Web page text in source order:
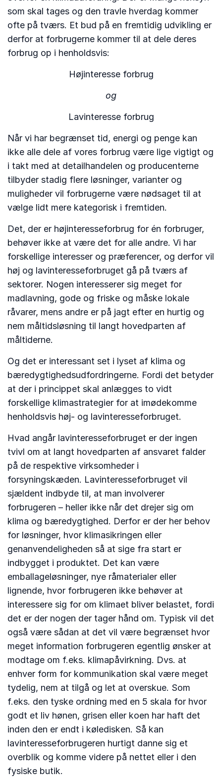
som skal tages og den travle hverdag kommer
ofte på tværs. Et bud på en fremtidig udvikling er
derfor at forbrugerne kommer til at dele deres
forbrug op i henholdsvis:
Højinteresse forbrug
og
Lavinteresse forbrug
Når vi har begrænset tid, energi og penge kan
ikke alle dele af vores forbrug være lige vigtigt og
i takt med at detailhandelen og producenterne
tilbyder stadig flere løsninger, varianter og
muligheder vil forbrugerne være nødsaget til at
vælge lidt mere kategorisk i fremtiden.
Det, der er højinteresseforbrug for én forbruger,
behøver ikke at være det for alle andre. Vi har
forskellige interesser og præferencer, og derfor vil
høj og lavinteresseforbruget gå på tværs af
sektorer. Nogen interesserer sig meget for
madlavning, gode og friske og måske lokale
råvarer, mens andre er på jagt efter en hurtig og
nem måltidsløsning til langt hovedparten af
måltiderne.
Og det er interessant set i lyset af klima og
bæredygtighedsudfordringerne. Fordi det betyder
at der i princippet skal anlægges to vidt
forskellige klimastrategier for at imødekomme
henholdsvis høj- og lavinteresseforbruget.
Hvad angår lavinteresseforbruget er der ingen
tvivl om at langt hovedparten af ansvaret falder
på de respektive virksomheder i
forsyningskæden. Lavinteresseforbruget vil
sjældent indbyde til, at man involverer
forbrugeren – heller ikke når det drejer sig om
klima og bæredygtighed. Derfor er der her behov
for løsninger, hvor klimasikringen eller
genanvendeligheden så at sige fra start er
indbygget i produktet. Det kan være
emballageløsninger, nye råmaterialer eller
lignende, hvor forbrugeren ikke behøver at
interessere sig for om klimaet bliver belastet, fordi
det er der nogen der tager hånd om. Typisk vil det
også være sådan at det vil være begrænset hvor
meget information forbrugeren egentlig ønsker at
modtage om f.eks. klimapåvirkning. Dvs. at
enhver form for kommunikation skal være meget
tydelig, nem at tilgå og let at overskue. Som
f.eks. den tyske ordning med en 5 skala for hvor
godt et liv hønen, grisen eller koen har haft det
inden den er endt i køledisken. Så kan
lavinteresseforbrugeren hurtigt danne sig et
overblik og komme videre på nettet eller i den
fysiske butik.